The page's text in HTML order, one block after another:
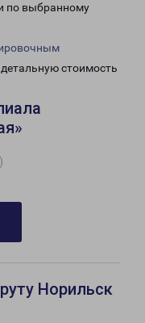
по выбранному
стоимость
Норильск